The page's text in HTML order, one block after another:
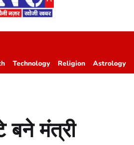
Technology Religion Astrology
बने मंत्री